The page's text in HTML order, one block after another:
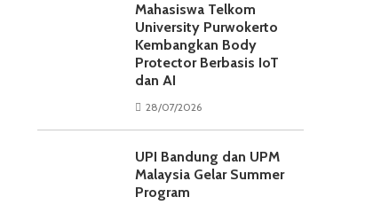
Mahasiswa Telkom
University Purwokerto
Kembangkan Body
Protector Berbasis IoT
dan AI
28/07/2026
UPI Bandung dan UPM
Malaysia Gelar Summer
Program